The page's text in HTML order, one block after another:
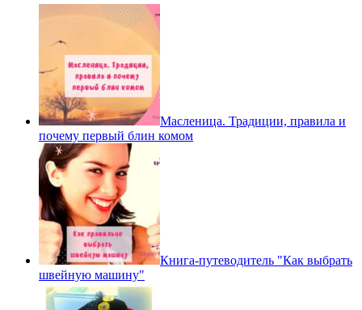
Масленица. Традиции, правила и
почему первый блин комом
Книга-путеводитель "Как выбрать
швейную машину"